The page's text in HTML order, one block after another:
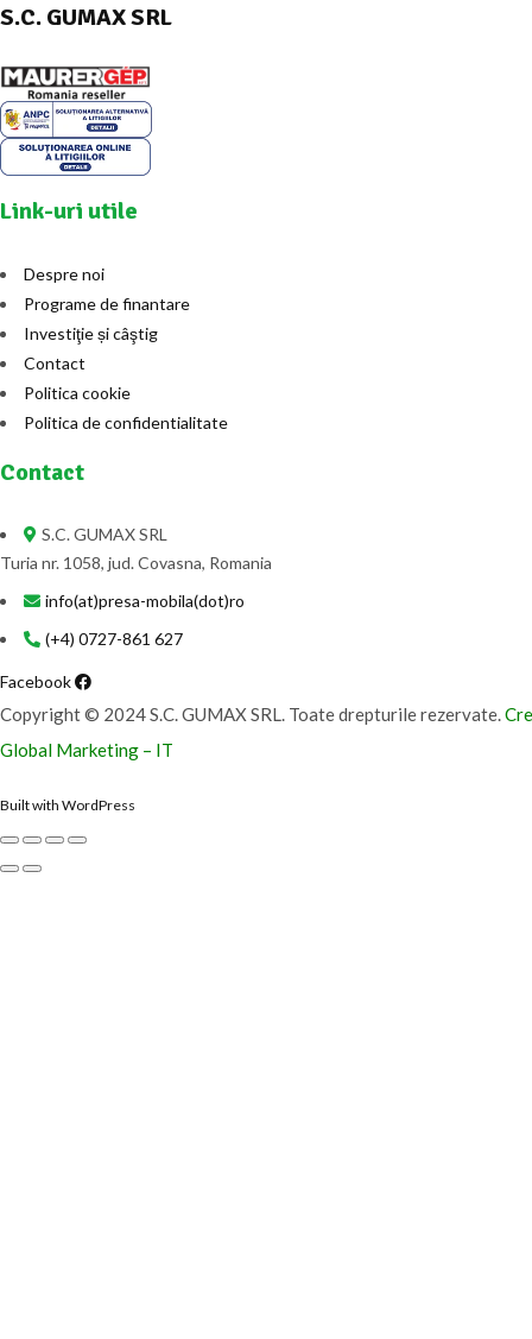
S.C. GUMAX SRL
Link-uri utile
Despre noi
Programe de finantare
Investiţie și câştig
Contact
Politica cookie
Politica de confidentialitate
Contact
S.C. GUMAX SRL
Turia nr. 1058, jud. Covasna, Romania
info(at)presa-mobila(dot)ro
(+4) 0727-861 627
Facebook
Copyright © 2024 S.C. GUMAX SRL. Toate drepturile rezervate.
Global Marketing – IT
Built with WordPress